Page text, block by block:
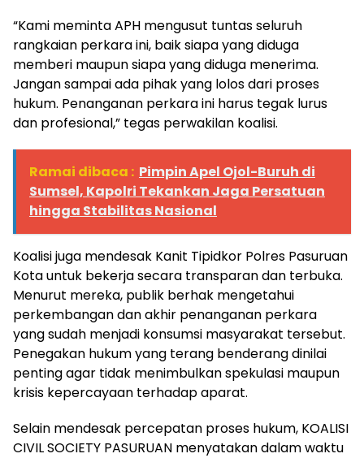
“Kami meminta APH mengusut tuntas seluruh
rangkaian perkara ini, baik siapa yang diduga
memberi maupun siapa yang diduga menerima.
Jangan sampai ada pihak yang lolos dari proses
hukum. Penanganan perkara ini harus tegak lurus
dan profesional,” tegas perwakilan koalisi.
Ramai dibaca : Pimpin Apel Ojol-Buruh di
Sumsel, Kapolri Tekankan Jaga Persatuan
hingga Stabilitas Nasional
Koalisi juga mendesak Kanit Tipidkor Polres Pasuruan
Kota untuk bekerja secara transparan dan terbuka.
Menurut mereka, publik berhak mengetahui
perkembangan dan akhir penanganan perkara
yang sudah menjadi konsumsi masyarakat tersebut.
Penegakan hukum yang terang benderang dinilai
penting agar tidak menimbulkan spekulasi maupun
krisis kepercayaan terhadap aparat.
Selain mendesak percepatan proses hukum, KOALISI
CIVIL SOCIETY PASURUAN menyatakan dalam waktu